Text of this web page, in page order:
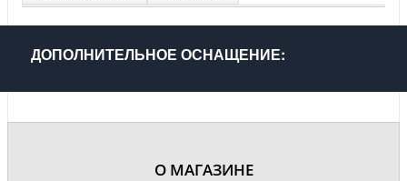
Глубина, см 34
Материал фасада МДФ
Черный
ДОПОЛНИТЕЛЬНОЕ ОСНАЩЕНИЕ:
О МАГАЗИНЕ